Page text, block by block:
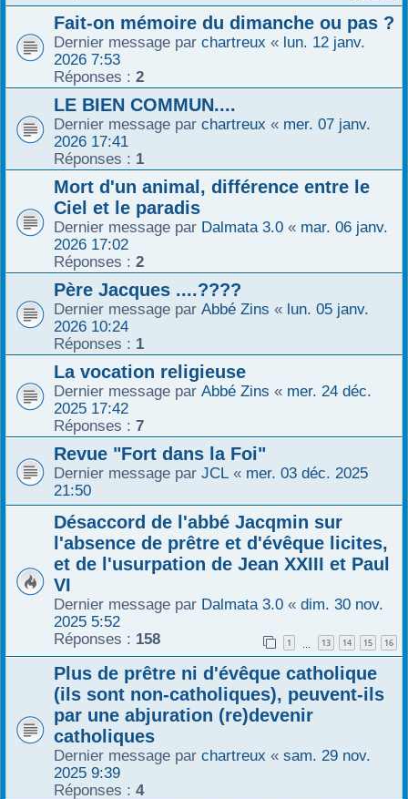
Fait-on mémoire du dimanche ou pas ?
Dernier message par chartreux « lun. 12 janv.
2026 7:53
Réponses : 2
LE BIEN COMMUN....
Dernier message par chartreux « mer. 07 janv.
2026 17:41
Réponses : 1
Mort d'un animal, différence entre le
Ciel et le paradis
Dernier message par Dalmata 3.0 « mar. 06 janv.
2026 17:02
Réponses : 2
Père Jacques ....????
Dernier message par Abbé Zins « lun. 05 janv.
2026 10:24
Réponses : 1
La vocation religieuse
Dernier message par Abbé Zins « mer. 24 déc.
2025 17:42
Réponses : 7
Revue "Fort dans la Foi"
Dernier message par JCL « mer. 03 déc. 2025
21:50
Désaccord de l'abbé Jacqmin sur
l'absence de prêtre et d'évêque licites,
et de l'usurpation de Jean XXIII et Paul
VI
Dernier message par Dalmata 3.0 « dim. 30 nov.
2025 5:52
Réponses : 158 1 13 14 15 16
Plus de prêtre ni d'évêque catholique
(ils sont non-catholiques), peuvent-ils
par une abjuration (re)devenir
catholiques
Dernier message par chartreux « sam. 29 nov.
2025 9:39
Réponses : 4